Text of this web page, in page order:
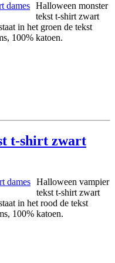
Halloween monster
tekst t-shirt zwart
in het groen de tekst
100% katoen.
t-shirt zwart
Halloween vampier
tekst t-shirt zwart
in het rood de tekst
100% katoen.